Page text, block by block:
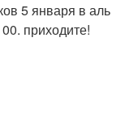
5 января в аль
приходите!